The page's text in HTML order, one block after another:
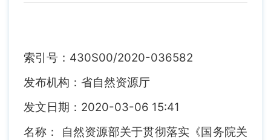
索引号：430S00/2020-036582
发布机构：省自然资源厅
发文日期：2020-03-06 15:41
名称： 自然资源部关于贯彻落实《国务院关